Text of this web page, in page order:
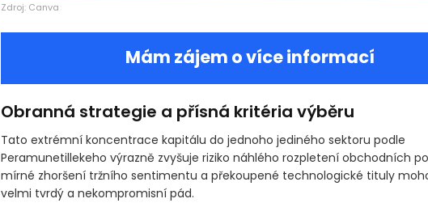
Zdroj: Canva
Mám zájem o více informací
Obranná strategie a přísná kritéria výběru
Tato extrémní koncentrace kapitálu do jednoho jediného sektoru podle
Peramunetillekeho výrazně zvyšuje riziko náhlého rozpletení obchodních
mírné zhoršení tržního sentimentu a překoupené technologické tituly
velmi tvrdý a nekompromisní pád.